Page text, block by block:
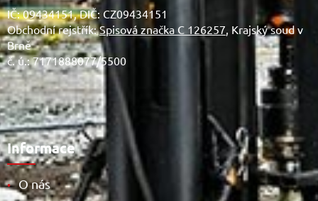
IČ: 09434151, DIČ: CZ09434151
Obchodní rejstřík:Spisová značka C 126257, Krajský soud v
Brně
č. ú.: 7171888077/5500
Informace
• O nás